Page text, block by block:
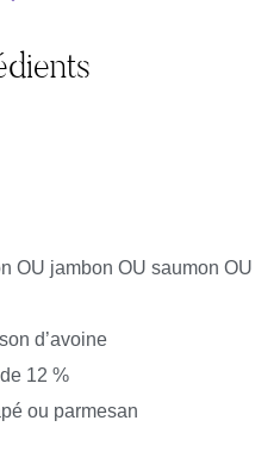
OU jambon OU saumon OU
d’avoine
12 %
ou parmesan